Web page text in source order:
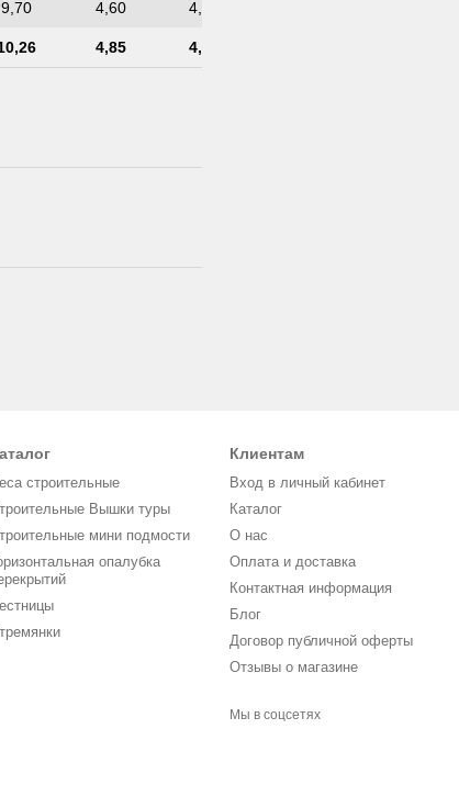
9,70 4,60 4,60
4,85 4,85
строительные
Вышки туры
мини подмости
опалубка
Клиентам
Вход в личный кабинет
Каталог
О нас
Оплата и доставка
Контактная информация
Блог
Договор публичной оферты
Отзывы о магазине
Мы в соцсетях